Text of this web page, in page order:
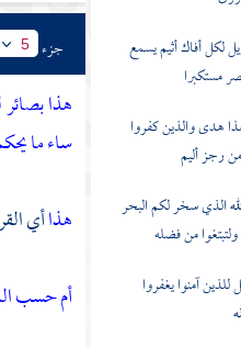
لكل أفاك أثيم يسمع
مستكبرا
هدى والذين كفروا
رجز أليم
الذي سخر لكم البحر
من فضله
للذين آمنوا يغفروا
جزء 5
هذا
ساء ما
هذاأي
أم حسب